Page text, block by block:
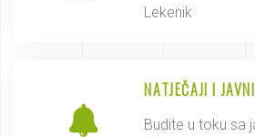
Lekenik
NATJEČAJI I
Budite u toku sa